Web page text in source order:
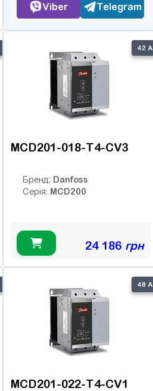
Viber Telegram
42 А
MCD201-018-T4-CV3
Бренд: Danfoss
Серія: MCD200
24 186 грн
48 А
MCD201-022-T4-CV1